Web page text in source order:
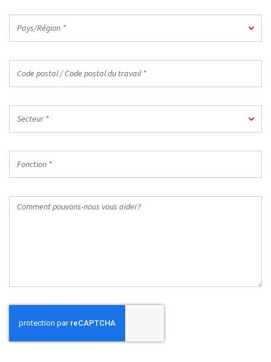
Pays/Région *
postal
Code
postal
du
Secteur *
Comment